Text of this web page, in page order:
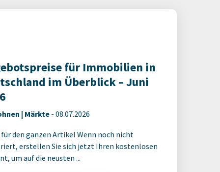
für Immobilien in
im Überblick – Juni
| Märkte- 08.07.2026
den ganzen Artikel Wenn noch nicht
erstellen Sie sich jetzt Ihren kostenlosen
um auf die neusten ...